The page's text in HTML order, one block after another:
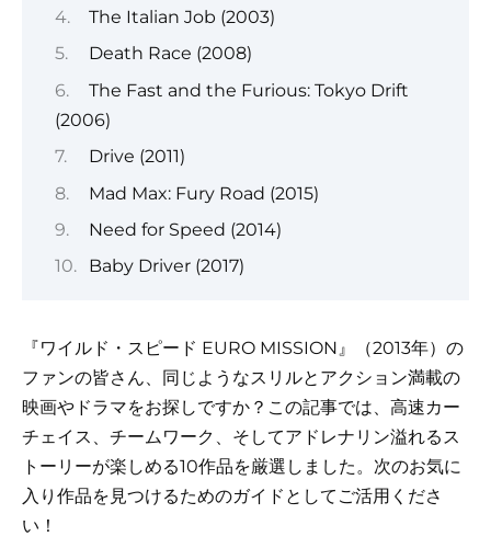
The Italian Job (2003)
Death Race (2008)
The Fast and the Furious: Tokyo Drift
(2006)
Drive (2011)
Mad Max: Fury Road (2015)
Need for Speed (2014)
Baby Driver (2017)
『ワイルド・スピード EURO MISSION』（2013年）の
ファンの皆さん、同じようなスリルとアクション満載の
映画やドラマをお探しですか？この記事では、高速カー
チェイス、チームワーク、そしてアドレナリン溢れるス
トーリーが楽しめる10作品を厳選しました。次のお気に
入り作品を見つけるためのガイドとしてご活用くださ
い！